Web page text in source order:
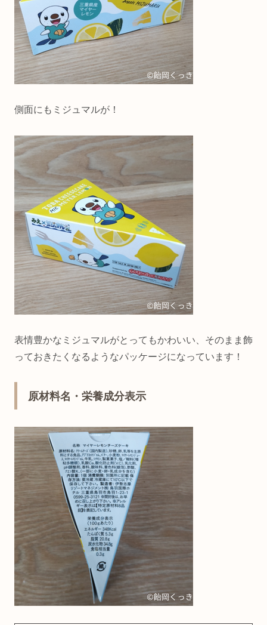
側面にもミジュマルが！
表情豊かなミジュマルがとってもかわいい、そのまま飾
っておきたくなるようなパッケージになっています！
原材料名・栄養成分表示